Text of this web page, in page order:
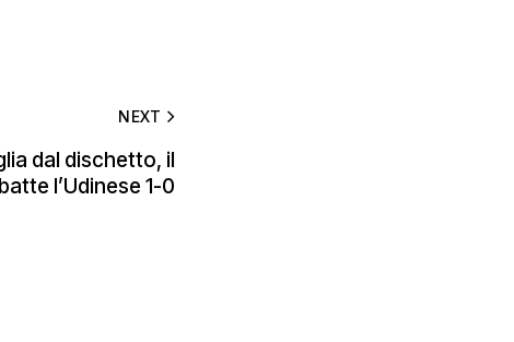
NEXT
dal dischetto, il
l’Udinese 1-0